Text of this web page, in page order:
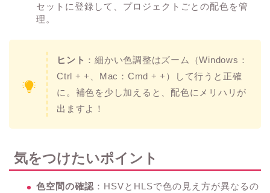
セットに登録して、プロジェクトごとの配色を管
理。
ヒント ：細かい色調整はズーム（Windows：
Ctrl + +、Mac：Cmd + +）して行うと正確
に。補色を少し加えると、配色にメリハリが
出ますよ！
気をつけたいポイント
色空間の確認 ：HSVとHLSで色の見え方が異なるの